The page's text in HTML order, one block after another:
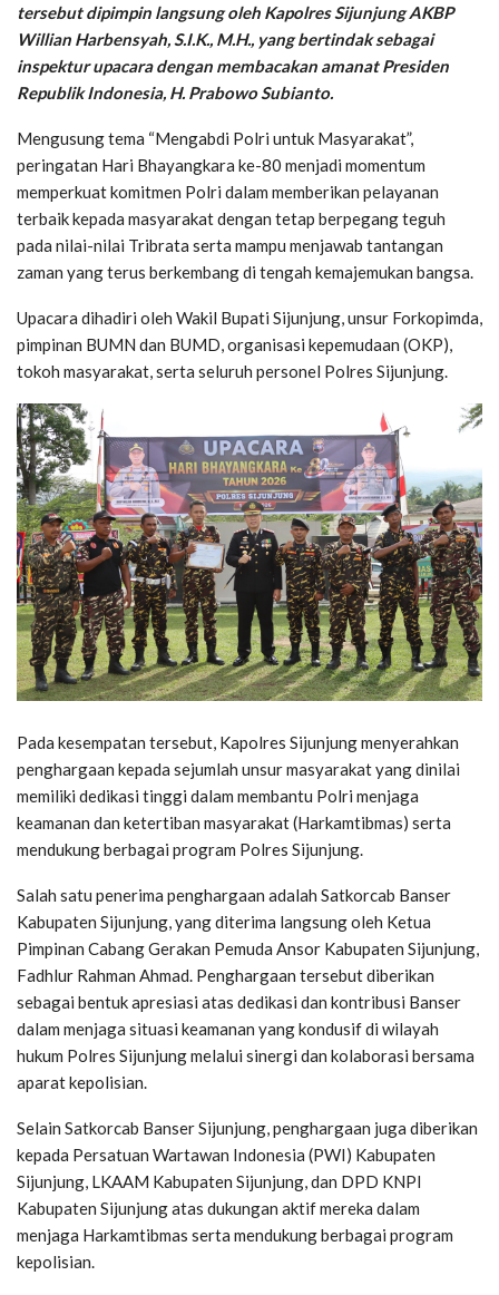
tersebut dipimpin langsung oleh Kapolres Sijunjung AKBP
Willian Harbensyah, S.I.K., M.H., yang bertindak sebagai
inspektur upacara dengan membacakan amanat Presiden
Republik Indonesia, H. Prabowo Subianto.
Mengusung tema “Mengabdi Polri untuk Masyarakat”,
peringatan Hari Bhayangkara ke-80 menjadi momentum
memperkuat komitmen Polri dalam memberikan pelayanan
terbaik kepada masyarakat dengan tetap berpegang teguh
pada nilai-nilai Tribrata serta mampu menjawab tantangan
zaman yang terus berkembang di tengah kemajemukan bangsa.
Upacara dihadiri oleh Wakil Bupati Sijunjung, unsur Forkopimda,
pimpinan BUMN dan BUMD, organisasi kepemudaan (OKP),
tokoh masyarakat, serta seluruh personel Polres Sijunjung.
Pada kesempatan tersebut, Kapolres Sijunjung menyerahkan
penghargaan kepada sejumlah unsur masyarakat yang dinilai
memiliki dedikasi tinggi dalam membantu Polri menjaga
keamanan dan ketertiban masyarakat (Harkamtibmas) serta
mendukung berbagai program Polres Sijunjung.
Salah satu penerima penghargaan adalah Satkorcab Banser
Kabupaten Sijunjung, yang diterima langsung oleh Ketua
Pimpinan Cabang Gerakan Pemuda Ansor Kabupaten Sijunjung,
Fadhlur Rahman Ahmad. Penghargaan tersebut diberikan
sebagai bentuk apresiasi atas dedikasi dan kontribusi Banser
dalam menjaga situasi keamanan yang kondusif di wilayah
hukum Polres Sijunjung melalui sinergi dan kolaborasi bersama
aparat kepolisian.
Selain Satkorcab Banser Sijunjung, penghargaan juga diberikan
kepada Persatuan Wartawan Indonesia (PWI) Kabupaten
Sijunjung, LKAAM Kabupaten Sijunjung, dan DPD KNPI
Kabupaten Sijunjung atas dukungan aktif mereka dalam
menjaga Harkamtibmas serta mendukung berbagai program
kepolisian.